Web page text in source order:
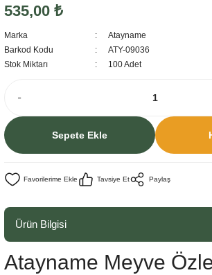
535,00 ₺
Marka
Atayname
Barkod Kodu
ATY-09036
Stok Miktarı
100 Adet
Sepete Ekle
Tavsiye Et Paylaş
Ürün Bilgisi
Atayname Meyve